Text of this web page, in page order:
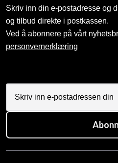
Skriv inn din e-postadresse og
og tilbud direkte i postkassen.
Ved å abonnere på vårt
personvernerklæring